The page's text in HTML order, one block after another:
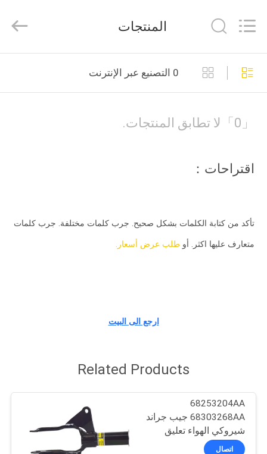
الصفحة
الرئيسية
منتجات
معلومات
عنا
جولة
في
اطلب
اقتباس
Limited.
Developed
ECER
المنتجات
0 التصنيع عبر الإنترنت
「0」لا تطابق المنتجات.
اقتراحات：
تأكد من كتابة الكلمات بشكل صحيح. جرب كلمات مختلفة. جرب كلمات
متعارف عليها اكثر. أو طلب عرض أسعار.
ارجع الى البيت
Related Products
68253204AA
68303268AA جيب جراند
شيروكي الهواء تعليق
امتصاص الصدمات تبختر
اتصال